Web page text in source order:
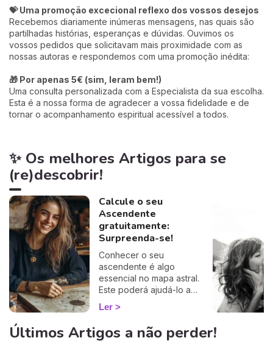
💝 Uma promoção excecional reflexo dos vossos desejos
Recebemos diariamente inúmeras mensagens, nas quais são
partilhadas histórias, esperanças e dúvidas. Ouvimos os
vossos pedidos que solicitavam mais proximidade com as
nossas autoras e respondemos com uma promoção inédita:
🎁 Por apenas 5€ (sim, leram bem!)
Uma consulta personalizada com a Especialista da sua escolha.
Esta é a nossa forma de agradecer a vossa fidelidade e de
tornar o acompanhamento espiritual acessível a todos.
✨ Os melhores Artigos para se
(re)descobrir!
Calcule o seu
Ascendente
gratuitamente:
Surpreenda-se!
Conhecer o seu
ascendente é algo
essencial no mapa astral.
Este poderá ajudá-lo a
compreender o porquê de
alguns comportamentos e
que imagem transmite aos
outros… Calcule o seu
Ler
Últimos Artigos a não perder!